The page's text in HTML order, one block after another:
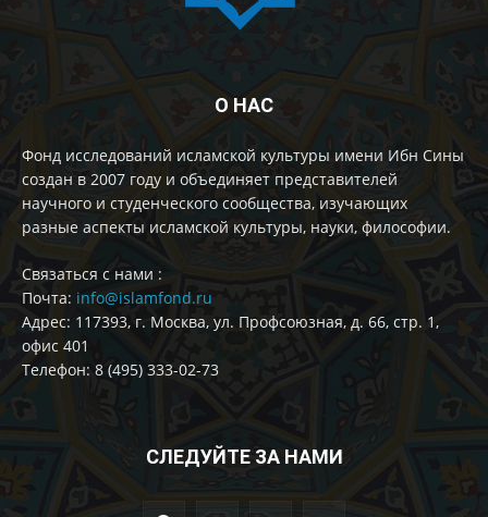
О НАС
Фонд исследований исламской культуры имени Ибн Сины
создан в 2007 году и объединяет представителей
научного и студенческого сообщества, изучающих
разные аспекты исламской культуры, науки, философии.
Cвязаться с нами :
Почта: info@islamfond.ru
Адрес: 117393, г. Москва, ул. Профсоюзная, д. 66, стр. 1,
офис 401
Телефон: 8 (495) 333-02-73
СЛЕДУЙТЕ ЗА НАМИ